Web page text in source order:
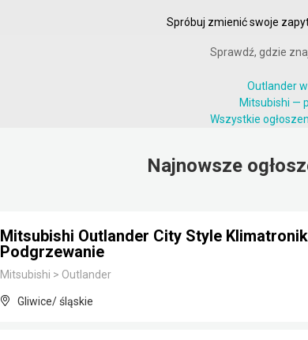
Spróbuj zmienić swoje
Sprawdź, gdzie
Outlander
Mitsubishi —
Wszystkie
Najnowsze
Mitsubishi Outlander City Style
Podgrzewanie
Mitsubishi > Outlander
Gliwice/ śląskie